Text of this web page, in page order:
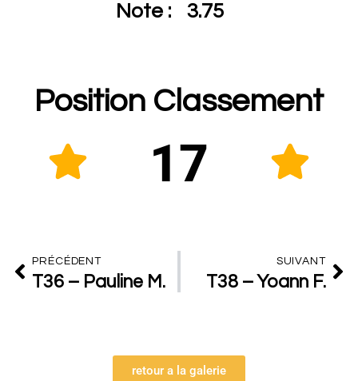
Note : 3.75
Position Classement
17
PRÉCÉDENT
T36 – Pauline M.
SUIVANT
T38 – Yoann F.
retour a la galerie